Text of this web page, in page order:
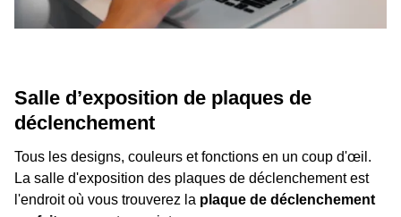
Salle d’exposition de plaques de
déclenchement
Tous les designs, couleurs et fonctions en un coup d'œil.
La salle d'exposition des plaques de déclenchement est
l'endroit où vous trouverez la plaque de déclenchement